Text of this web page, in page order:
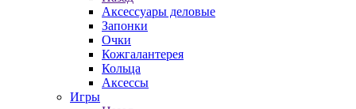
Аксессуары деловые
Запонки
Очки
Кожгалантерея
Кольца
Аксессы
Игры